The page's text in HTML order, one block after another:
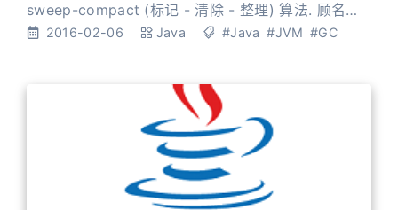
sweep-compact (标记 - 清除 - 整理) 算法. 顾名思
义，两者都是单线程的垃圾收集器，不能进行并行处
不管有多少 CPU 内核，JV
2016-02-06 Java #Java #JVM #GC